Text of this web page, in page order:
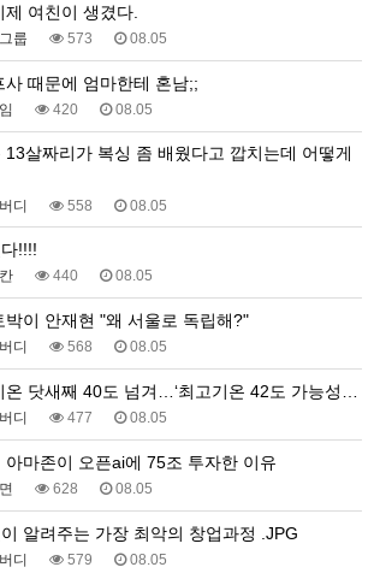
제 여친이 생겼다.
룹 573 08.05
사 때문에 엄마한테 혼남;;
420 08.05
디 558 08.05
!!!!
440 08.05
박이 안재현 "왜 서울로 독립해?"
디 568 08.05
온 닷새째 40도 넘겨…‘최고기온 42도 가능성…
디 477 08.05
아마존이 오픈ai에 75조 투자한 이유
628 08.05
알려주는 가장 최악의 창업과정 .JPG
디 579 08.05